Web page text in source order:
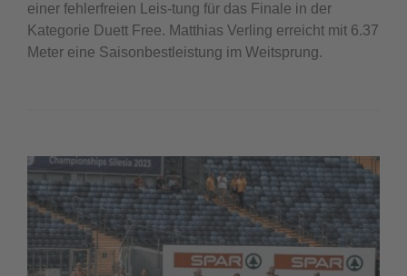
einer fehlerfreien Leis-tung für das Finale in der
Kategorie Duett Free. Matthias Verling erreicht mit 6.37
Meter eine Saisonbestleistung im Weitsprung.